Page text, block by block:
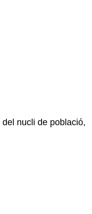
nucli de població,